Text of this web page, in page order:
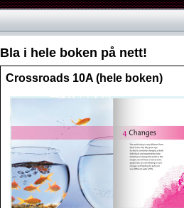
Bla i hele boken på nett!
Crossroads 10A (hele boken)